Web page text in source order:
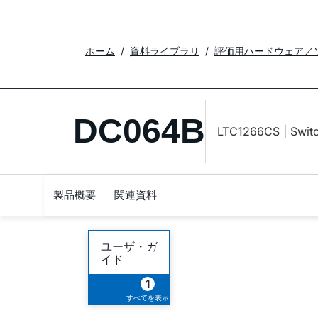
ホーム 資料ライブラリ 評価用ハードウェア／
DC064B LTC1266CS |
製品概要 関連資料
ユーザ・ガ
イド
1
すべてを表示